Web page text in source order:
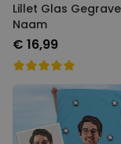
Lillet Glas
Naam
€ 16,99